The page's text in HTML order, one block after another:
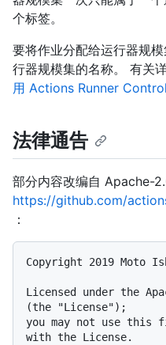
个标签。
要将作业分配给运行器规
行器规模集的名称。 有关
用 Actions Runner
法律通告
部分内容改编自 Apache-
https://github.com/
：
Copyright 2019 Moto
Licensed under the
(the "License");
you may not use this
with the License.